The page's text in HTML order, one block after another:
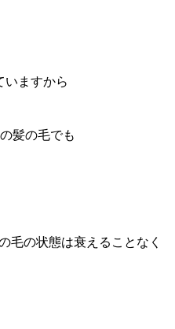
いますから
髪の毛でも
毛の状態は衰えることなく